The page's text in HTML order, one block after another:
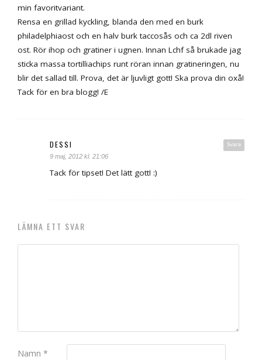
min favoritvariant.
Rensa en grillad kyckling, blanda den med en burk
philadelphiaost och en halv burk taccosås och ca 2dl riven
ost. Rör ihop och gratiner i ugnen. Innan Lchf så brukade jag
sticka massa tortilliachips runt röran innan gratineringen, nu
blir det sallad till. Prova, det är ljuvligt gott! Ska prova din oxå!
Tack för en bra blogg! /E
Svara
DESSI
9 maj, 2012 kl. 21:06
Tack för tipset! Det lätt gott! :)
LÄMNA ETT SVAR
Namn *